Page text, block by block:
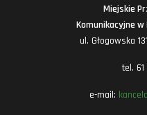
Miejskie
Komunikacyjne w
ul. Głogowska
tel.
e-mail: